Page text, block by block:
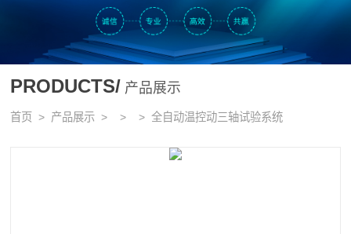
PRODUCTS/ 产品展示
首页 > 产品展示 > > > 全自动温控动三轴试验系统